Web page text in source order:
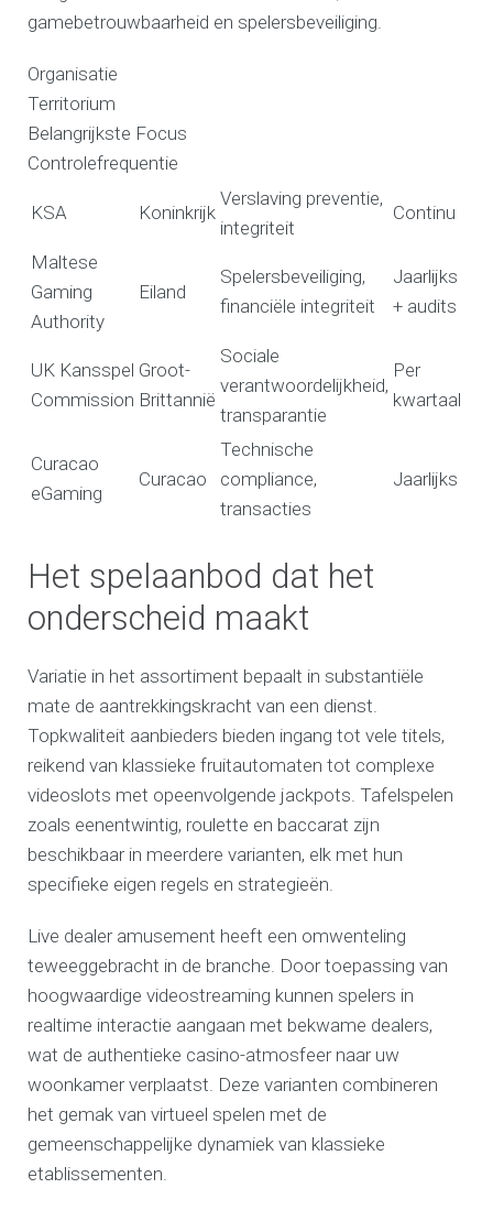
gamebetrouwbaarheid en spelersbeveiliging.
Organisatie
Territorium
Belangrijkste Focus
Controlefrequentie
KSA Koninkrijk
Verslaving preventie,
integriteit
Continu
Maltese
Gaming
Authority
Eiland
Spelersbeveiliging,
financiële integriteit
Jaarlijks
+ audits
UK Kansspel
Commission
Groot-
Brittannië
Sociale
verantwoordelijkheid,
transparantie
Per
kwartaal
Curacao
eGaming
Curacao
Technische
compliance,
transacties
Jaarlijks
Het spelaanbod dat het
onderscheid maakt
Variatie in het assortiment bepaalt in substantiële
mate de aantrekkingskracht van een dienst.
Topkwaliteit aanbieders bieden ingang tot vele titels,
reikend van klassieke fruitautomaten tot complexe
videoslots met opeenvolgende jackpots. Tafelspelen
zoals eenentwintig, roulette en baccarat zijn
beschikbaar in meerdere varianten, elk met hun
specifieke eigen regels en strategieën.
Live dealer amusement heeft een omwenteling
teweeggebracht in de branche. Door toepassing van
hoogwaardige videostreaming kunnen spelers in
realtime interactie aangaan met bekwame dealers,
wat de authentieke casino-atmosfeer naar uw
woonkamer verplaatst. Deze varianten combineren
het gemak van virtueel spelen met de
gemeenschappelijke dynamiek van klassieke
etablissementen.